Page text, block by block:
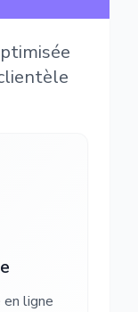
ligne